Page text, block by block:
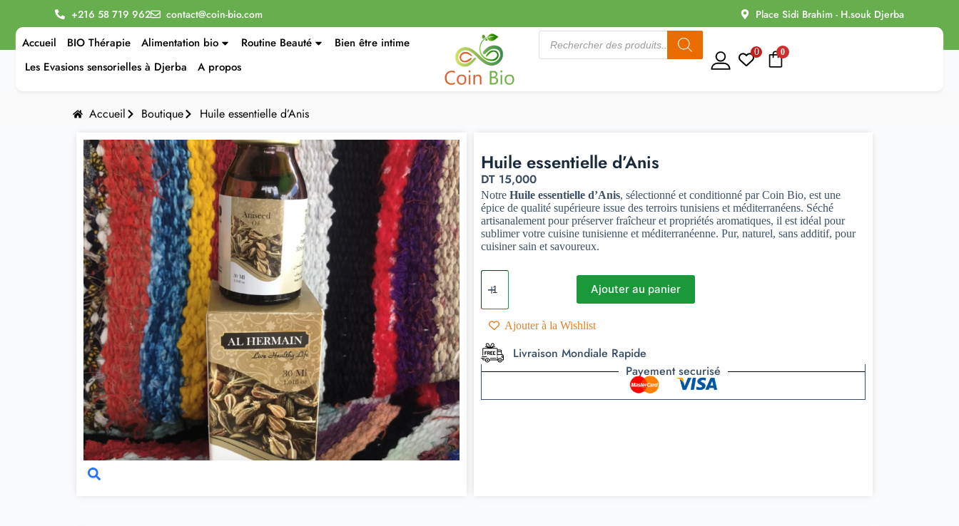
+216 58 719 962 contact@coin-bio.com Place Sidi Brahim - H.souk Djerba
Accueil BIO Thérapie Alimentation bio Routine Beauté
Bien être intime
Les Evasions sensorielles à Djerba
A propos
0
0
Accueil Boutique Huile essentielle d’Anis
Huile essentielle d’Anis
DT 15,000
NotreHuile essentielle d’Anis, sélectionné et conditionné par Coin Bio, est une
épice de qualité supérieure issue des terroirs tunisiens et méditerranéens. Séché
artisanalement pour préserver fraîcheur et propriétés aromatiques, il est idéal pour
sublimer votre cuisine tunisienne et méditerranéenne. Pur, naturel, sans additif, pour
cuisiner sain et savoureux.
Ajouter au panier
Ajouter à la Wishlist
Livraison Mondiale Rapide
Payement securisé